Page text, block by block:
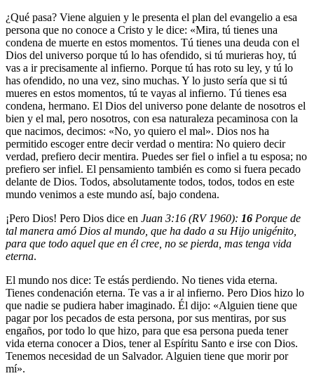
¿Qué pasa? Viene alguien y le presenta el plan del evangelio a esa
persona que no conoce a Cristo y le dice: «Mira, tú tienes una
condena de muerte en estos momentos. Tú tienes una deuda con el
Dios del universo porque tú lo has ofendido, si tú murieras hoy, tú
vas a ir precisamente al infierno. Porque tú has roto su ley, y tú lo
has ofendido, no una vez, sino muchas. Y lo justo sería que si tú
mueres en estos momentos, tú te vayas al infierno. Tú tienes esa
condena, hermano. El Dios del universo pone delante de nosotros el
bien y el mal, pero nosotros, con esa naturaleza pecaminosa con la
que nacimos, decimos: «No, yo quiero el mal». Dios nos ha
permitido escoger entre decir verdad o mentira: No quiero decir
verdad, prefiero decir mentira. Puedes ser fiel o infiel a tu esposa; no
prefiero ser infiel. El pensamiento también es como si fuera pecado
delante de Dios. Todos, absolutamente todos, todos, todos en este
mundo venimos a este mundo así, bajo condena.
¡Pero Dios! Pero Dios dice en Juan 3:16 (RV 1960): 16 Porque de
tal manera amó Dios al mundo, que ha dado a su Hijo unigénito,
para que todo aquel que en él cree, no se pierda, mas tenga vida
eterna.
El mundo nos dice: Te estás perdiendo. No tienes vida eterna.
Tienes condenación eterna. Te vas a ir al infierno. Pero Dios hizo lo
que nadie se pudiera haber imaginado. Él dijo: «Alguien tiene que
pagar por los pecados de esta persona, por sus mentiras, por sus
engaños, por todo lo que hizo, para que esa persona pueda tener
vida eterna conocer a Dios, tener al Espíritu Santo e irse con Dios.
Tenemos necesidad de un Salvador. Alguien tiene que morir por
mí».